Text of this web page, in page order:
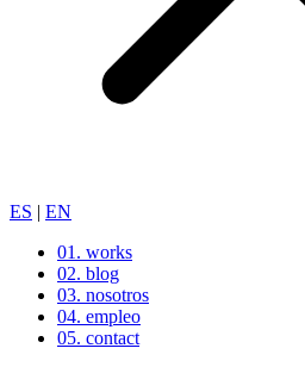
ES | EN
01. works
02. blog
03. nosotros
04. empleo
05. contact